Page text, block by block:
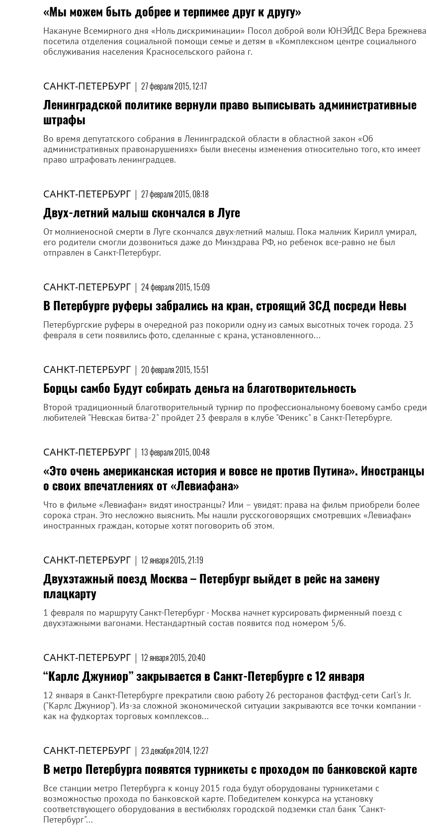
«Мы можем быть добрее и терпимее друг к другу»
Накануне Всемирного дня «Ноль дискриминации» Посол доброй воли ЮНЭЙДС Вера Брежнева
посетила отделения социальной помощи семье и детям в «Комплексном центре социального
обслуживания населения Красносельского района г.
САНКТ-ПЕТЕРБУРГ | 27 февраля 2015, 12:17
Ленинградской политике вернули право выписывать административные
штрафы
Во время депутатского собрания в Ленинградской области в областной закон «Об
административных правонарушениях» были внесены изменения относительно того, кто имеет
право штрафовать ленинградцев.
САНКТ-ПЕТЕРБУРГ | 27 февраля 2015, 08:18
Двух-летний малыш скончался в Луге
От молниеносной смерти в Луге скончался двух-летний малыш. Пока мальчик Кирилл умирал,
его родители смогли дозвониться даже до Минздрава РФ, но ребенок все-равно не был
отправлен в Санкт-Петербург.
САНКТ-ПЕТЕРБУРГ | 24 февраля 2015, 15:09
В Петербурге руферы забрались на кран, строящий ЗСД посреди Невы
Петербургские руферы в очередной раз покорили одну из самых высотных точек города. 23
февраля в сети появились фото, сделанные с крана, установленного...
САНКТ-ПЕТЕРБУРГ | 20 февраля 2015, 15:51
Борцы самбо Будут собирать деньга на благотворительность
Второй традиционный благотворительный турнир по профессиональному боевому самбо среди
любителей "Невская битва-2" пройдет 23 февраля в клубе "Феникс" в Санкт-Петербурге.
САНКТ-ПЕТЕРБУРГ | 13 февраля 2015, 00:48
«Это очень американская история и вовсе не против Путина». Иностранцы
о своих впечатлениях от «Левиафана»
Что в фильме «Левиафан» видят иностранцы? Или – увидят: права на фильм приобрели более
сорока стран. Это несложно выяснить. Мы нашли русскоговорящих смотревших «Левиафан»
иностранных граждан, которые хотят поговорить об этом.
САНКТ-ПЕТЕРБУРГ | 12 января 2015, 21:19
Двухэтажный поезд Москва – Петербург выйдет в рейс на замену
плацкарту
1 февраля по маршруту Санкт-Петербург - Москва начнет курсировать фирменный поезд с
двухэтажными вагонами. Нестандартный состав появится под номером 5/6.
САНКТ-ПЕТЕРБУРГ | 12 января 2015, 20:40
“Карлс Джуниор” закрывается в Санкт-Петербурге с 12 января
12 января в Санкт-Петербурге прекратили свою работу 26 ресторанов фастфуд-сети Carl's Jr.
("Карлс Джуниор"). Из-за сложной экономической ситуации закрываются все точки компании -
как на фудкортах торговых комплексов...
САНКТ-ПЕТЕРБУРГ | 23 декабря 2014, 12:27
В метро Петербурга появятся турникеты с проходом по банковской карте
Все станции метро Петербурга к концу 2015 года будут оборудованы турникетами с
возможностью прохода по банковской карте. Победителем конкурса на установку
соответствующего оборудования в вестибюлях городской подземки стал банк "Санкт-
Петербург"...